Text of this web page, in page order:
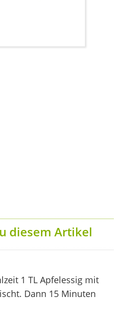
diesem Artikel
1 TL Apfelessig mit
Dann 15 Minuten